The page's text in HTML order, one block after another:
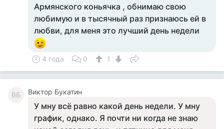
Армянского коньячка , обнимаю свою
любимую и в тысячный раз признаюсь ей в
любви, для меня это лучший день недели
4 года 0 1
ВБ Виктор Букатин
У мну всё равно какой день недели. У мну
график, однако. Я почти ни когда не знаю